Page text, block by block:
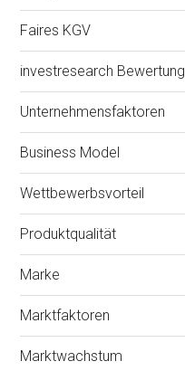
Faires KGV
investresearch Bewertung
Unternehmensfaktoren
Business Model
Wettbewerbsvorteil
Produktqualität
Marke
Marktfaktoren
Marktwachstum